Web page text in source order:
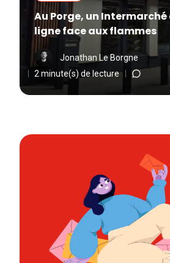
Au Porge, un Intermarché
ligne face aux flammes
Jonathan Le Borgne
2 minute(s) de lecture